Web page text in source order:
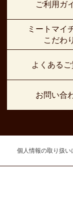
ご利用ガ
ミートマイ
こだわり
よくあるご
お問い合
個人情報の取り扱い